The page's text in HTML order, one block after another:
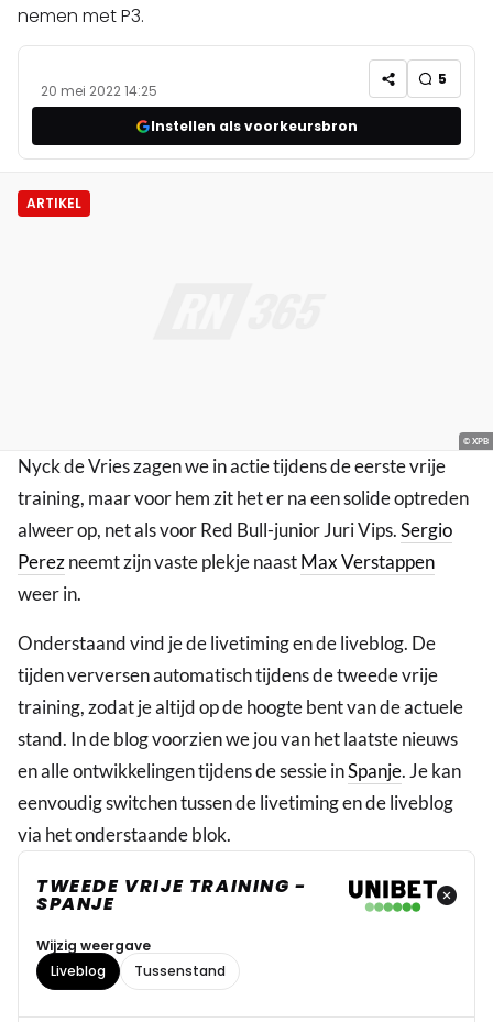
nemen met P3.
20 mei 2022 14:25
5
Instellen als voorkeursbron
ARTIKEL
© XPB
Nyck de Vries zagen we in actie tijdens de eerste vrije
training, maar voor hem zit het er na een solide optreden
alweer op, net als voor Red Bull-junior Juri Vips.Sergio
Perezneemt zijn vaste plekje naastMax Verstappen
weer in.
Onderstaand vind je de livetiming en de liveblog. De
tijden verversen automatisch tijdens de tweede vrije
training, zodat je altijd op de hoogte bent van de actuele
stand. In de blog voorzien we jou van het laatste nieuws
en alle ontwikkelingen tijdens de sessie inSpanje. Je kan
eenvoudig switchen tussen de livetiming en de liveblog
via het onderstaande blok.
TWEEDE VRIJE TRAINING -
SPANJE
Wijzig weergave
Liveblog
Tussenstand